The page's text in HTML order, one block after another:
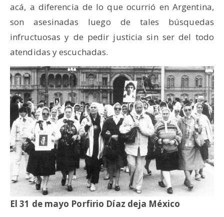
acá, a diferencia de lo que ocurrió en Argentina,
son asesinadas luego de tales búsquedas
infructuosas y de pedir justicia sin ser del todo
atendidas y escuchadas.
El 31 de mayo Porfirio Díaz deja México